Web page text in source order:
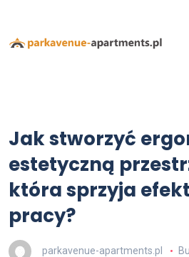
Jak stworzyć
estetyczną
która sprzyja
pracy?
parkavenue-apartments.pl